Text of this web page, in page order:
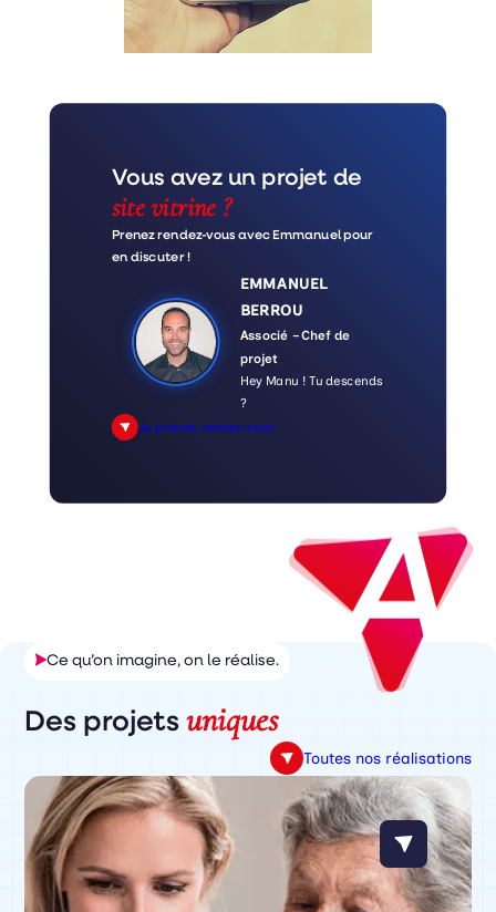
Vous avez un projet de
site vitrine ?
Prenez rendez-vous avec Emmanuel pour
en discuter !
EMMANUEL
BERROU
Associé – Chef de
projet
Hey Manu ! Tu descends
?
Je prends rendez-vous
Ce qu’on imagine, on le réalise.
Des projetsuniques
Toutes nos réalisations